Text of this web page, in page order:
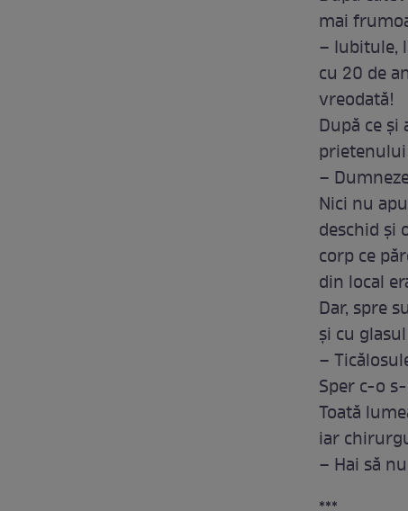
mai
– Iubitule,
cu 20 de
vreodată!
După ce
–
Nici nu
deschid şi
corp ce
din local
Dar, spre
şi cu
–
Sper c-o
Toată
iar
– Hai să